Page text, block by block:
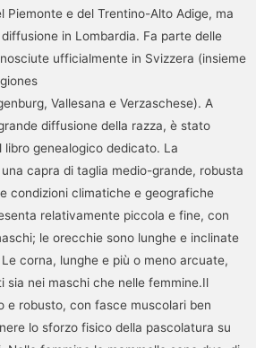
Piemonte e del Trentino-Alto Adige, ma
in Lombardia. Fa parte delle
ufficialmente in Svizzera (insieme
Vallesana e Verzaschese). A
diffusione della razza, è stato
genealogico dedicato. La
capra di taglia medio-grande, robusta
condizioni climatiche e geografiche
relativamente piccola e fine, con
le orecchie sono lunghe e inclinate
corna, lunghe e più o meno arcuate,
sia nei maschi che nelle femmine.Il
e robusto, con fasce muscolari ben
lo sforzo fisico della pascolatura su